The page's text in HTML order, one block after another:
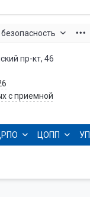
пр-кт, 46
с приемной
ЦОПП